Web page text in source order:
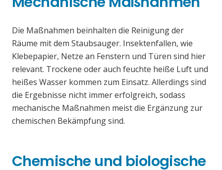
Die Maßnahmen beinhalten die Reinigung der
Räume mit dem Staubsauger. Insektenfallen, wie
Klebepapier, Netze an Fenstern und Türen sind hier
relevant. Trockene oder auch feuchte heiße Luft und
heißes Wasser kommen zum Einsatz. Allerdings sind
die Ergebnisse nicht immer erfolgreich, sodass
mechanische Maßnahmen meist die Ergänzung zur
chemischen Bekämpfung sind.
Chemische und biologische